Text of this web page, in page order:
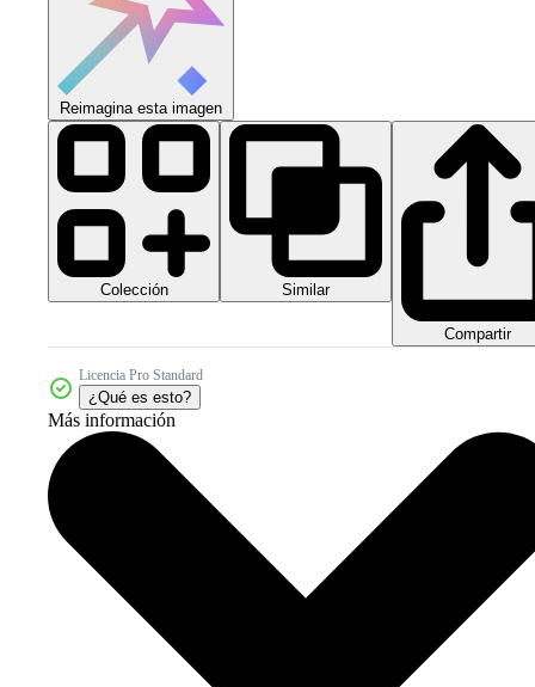
Reimagina esta imagen
Colección Similar
Compartir
Licencia Pro Standard
¿Qué es esto?
Más información